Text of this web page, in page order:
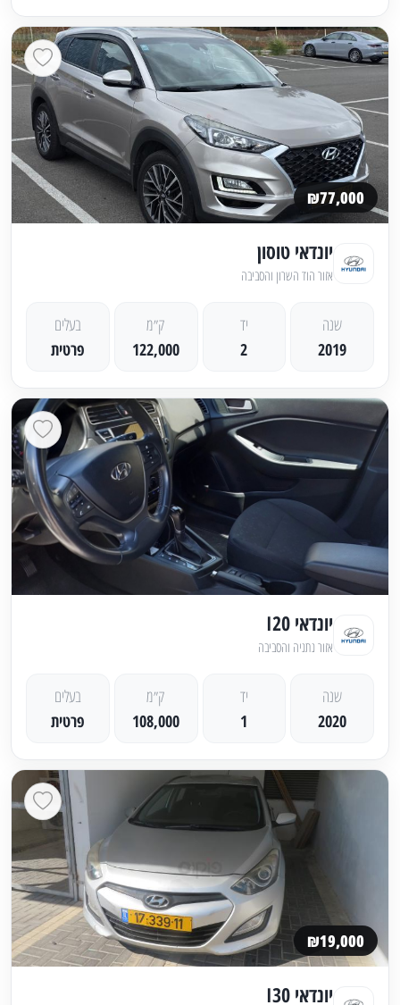
₪77,000
יונדאי טוסון
אזור הוד השרון והסביבה
שנה
2019
יד
2
ק״מ
122,000
בעלים
פרטית
יונדאי I20
אזור נתניה והסביבה
שנה
2020
יד
1
ק״מ
108,000
בעלים
פרטית
₪19,000
יונדאי I30